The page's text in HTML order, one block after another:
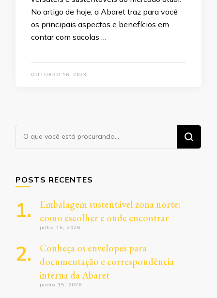
No artigo de hoje, a Abaret traz para você
os principais aspectos e benefícios em
contar com sacolas …
OUTUBRO 16, 2023
Procurando
algo?
POSTS RECENTES
Embalagem sustentável zona norte:
como escolher e onde encontrar
julho 15, 2026
Conheça os envelopes para
documentação e correspondência
interna da Abaret
junho 15, 2026